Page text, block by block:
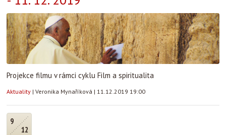
Projekce filmu v rámci cyklu Film a spiritualita
Aktuality | Veronika Mynaříková | 11.12.2019 19:00
9
12